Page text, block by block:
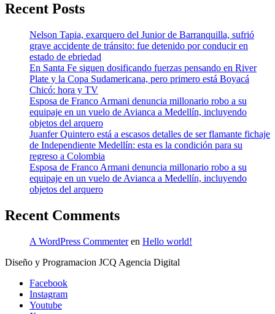
Recent Posts
Nelson Tapia, exarquero del Junior de Barranquilla, sufrió
grave accidente de tránsito: fue detenido por conducir en
estado de ebriedad
En Santa Fe siguen dosificando fuerzas pensando en River
Plate y la Copa Sudamericana, pero primero está Boyacá
Chicó: hora y TV
Esposa de Franco Armani denuncia millonario robo a su
equipaje en un vuelo de Avianca a Medellín, incluyendo
objetos del arquero
Juanfer Quintero está a escasos detalles de ser flamante fichaje
de Independiente Medellín: esta es la condición para su
regreso a Colombia
Esposa de Franco Armani denuncia millonario robo a su
equipaje en un vuelo de Avianca a Medellín, incluyendo
objetos del arquero
Recent Comments
A WordPress Commenteren Hello world!
Diseño y Programacion JCQ Agencia Digital
Facebook
Instagram
Youtube